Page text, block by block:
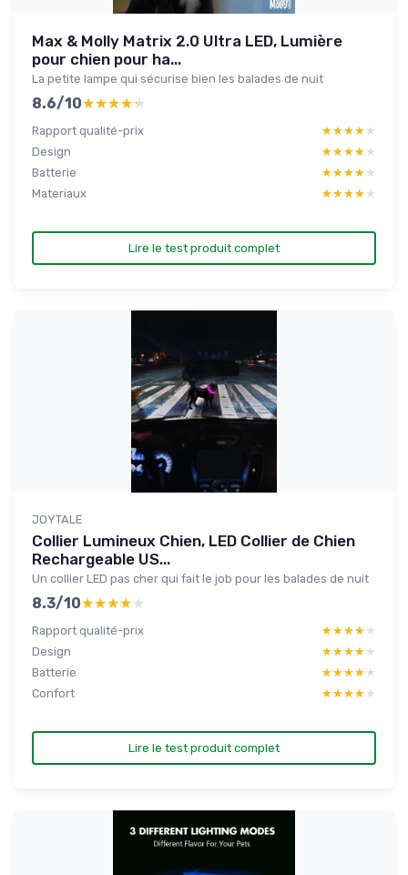
Max & Molly Matrix 2.0 Ultra LED, Lumière
pour chien pour ha...
La petite lampe qui sécurise bien les balades de nuit
8.6/10★★★★★
★★★★★
Rapport qualité-prix ★★★★★
★★★★★
Design
★★★★★
★★★★★
Batterie
★★★★★
★★★★★
Materiaux
★★★★★
★★★★★
Lire le test produit complet
JOYTALE
Collier Lumineux Chien, LED Collier de Chien
Rechargeable US...
Un collier LED pas cher qui fait le job pour les balades de nuit
8.3/10★★★★★
★★★★★
Rapport qualité-prix ★★★★★
★★★★★
Design
★★★★★
★★★★★
Batterie
★★★★★
★★★★★
Confort
★★★★★
★★★★★
Lire le test produit complet